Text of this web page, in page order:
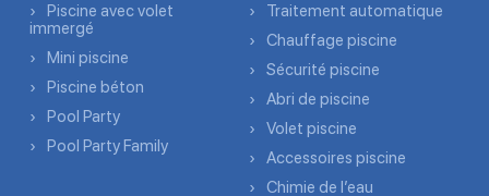
Piscine avec volet
immergé
Mini piscine
Piscine béton
Pool Party
Pool Party Family
Traitement automatique
Chauffage piscine
Sécurité piscine
Abri de piscine
Volet piscine
Accessoires piscine
Chimie de l’eau